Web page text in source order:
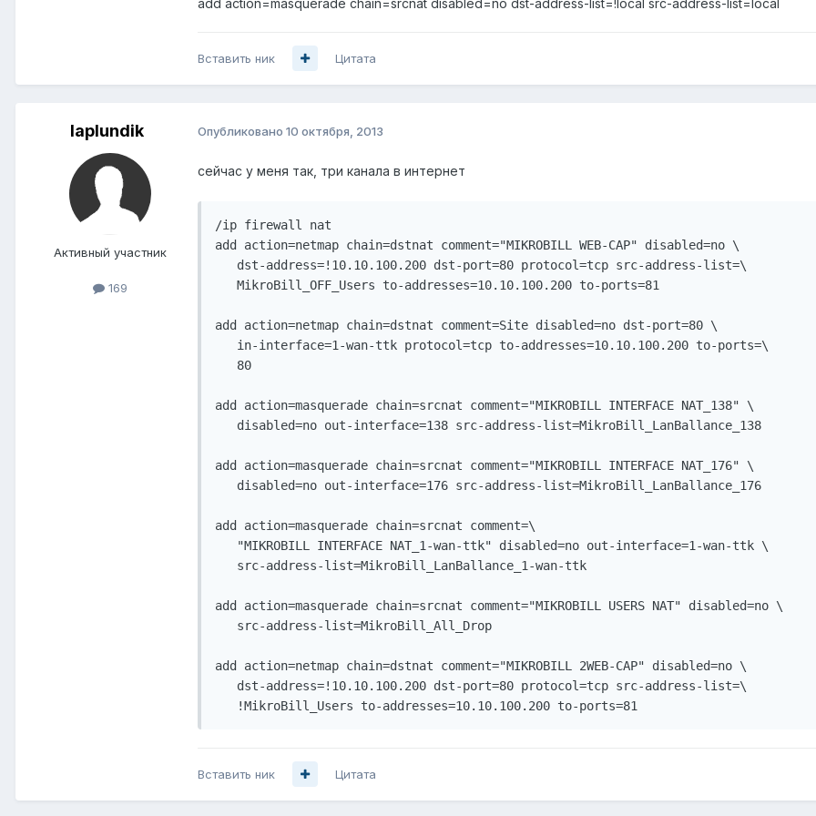
Вставить ник Цитата
laplundik
Активный участник
169
Опубликовано 10 октября, 2013
сейчас у меня так, три канала в интернет
/ip firewall nat
add action=netmap chain=dstnat comment="MIKROBILL WEB-CAP" disabled=no \
   dst-address=!10.10.100.200 dst-port=80 protocol=tcp src-address-list=\
   MikroBill_OFF_Users to-addresses=10.10.100.200 to-ports=81
add action=netmap chain=dstnat comment=Site disabled=no dst-port=80 \
   in-interface=1-wan-ttk protocol=tcp to-addresses=10.10.100.200 to-ports=\
   80
add action=masquerade chain=srcnat comment="MIKROBILL INTERFACE NAT_138" \
   disabled=no out-interface=138 src-address-list=MikroBill_LanBallance_138
add action=masquerade chain=srcnat comment="MIKROBILL INTERFACE NAT_176" \
   disabled=no out-interface=176 src-address-list=MikroBill_LanBallance_176
add action=masquerade chain=srcnat comment=\
   "MIKROBILL INTERFACE NAT_1-wan-ttk" disabled=no out-interface=1-wan-ttk \
   src-address-list=MikroBill_LanBallance_1-wan-ttk
add action=masquerade chain=srcnat comment="MIKROBILL USERS NAT" disabled=no \
   src-address-list=MikroBill_All_Drop
add action=netmap chain=dstnat comment="MIKROBILL 2WEB-CAP" disabled=no \
   dst-address=!10.10.100.200 dst-port=80 protocol=tcp src-address-list=\
Вставить ник Цитата